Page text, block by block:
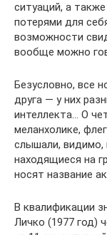
ситуаций, а
потерями для
возможности
вообще можно
Безусловно, все
друга — у них
интеллекта… О
меланхолике,
слышали, видимо,
находящиеся на
носят название
В квалификации
Личко (1977 год)